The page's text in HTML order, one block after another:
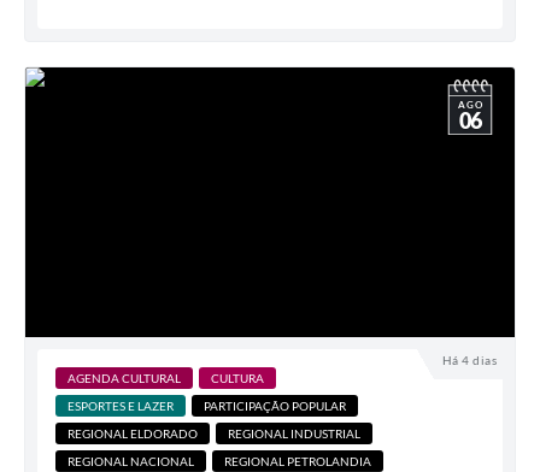
Há 4 dias
AGO
06
AGENDA CULTURAL
CULTURA
ESPORTES E LAZER
PARTICIPAÇÃO POPULAR
REGIONAL ELDORADO
REGIONAL INDUSTRIAL
REGIONAL NACIONAL
REGIONAL PETROLANDIA